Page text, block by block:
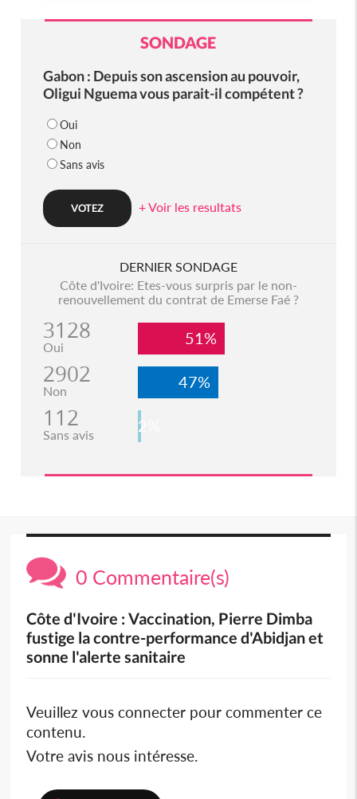
SONDAGE
Gabon : Depuis son ascension au pouvoir,
Oligui Nguema vous parait-il compétent ?
Oui
Non
Sans avis
+ Voir les resultats
DERNIER SONDAGE
Côte d'Ivoire: Etes-vous surpris par le non-
renouvellement du contrat de Emerse Faé ?
3128
Oui 51%
2902
Non 47%
112
Sans avis 2%
0 Commentaire(s)
Côte d'Ivoire : Vaccination, Pierre Dimba
fustige la contre-performance d'Abidjan et
sonne l'alerte sanitaire
Veuillez vous connecter pour commenter ce
contenu.
Votre avis nous intéresse.